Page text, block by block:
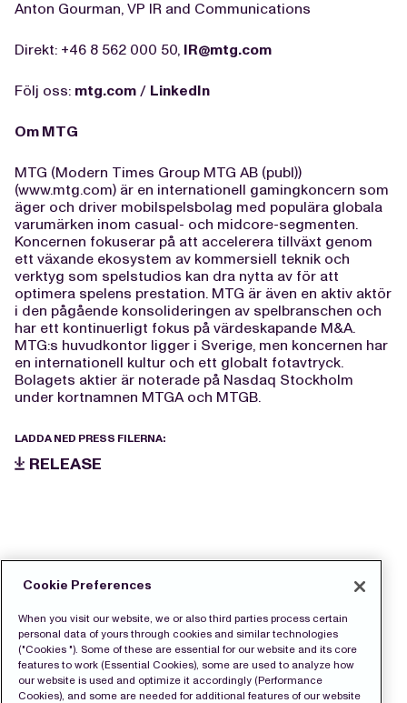
Anton Gourman, VP IR and Communications
Direkt: +46 8 562 000 50, IR@mtg.com
Följ oss: mtg.com / LinkedIn
Om MTG
MTG (Modern Times Group MTG AB (publ))
(www.mtg.com) är en internationell gamingkoncern som
äger och driver mobilspelsbolag med populära globala
varumärken inom casual- och midcore-segmenten.
Koncernen fokuserar på att accelerera tillväxt genom
ett växande ekosystem av kommersiell teknik och
verktyg som spelstudios kan dra nytta av för att
optimera spelens prestation. MTG är även en aktiv aktör
i den pågående konsolideringen av spelbranschen och
har ett kontinuerligt fokus på värdeskapande M&A.
MTG:s huvudkontor ligger i Sverige, men koncernen har
en internationell kultur och ett globalt fotavtryck.
Bolagets aktier är noterade på Nasdaq Stockholm
under kortnamnen MTGA och MTGB.
LADDA NED PRESS FILERNA:
RELEASE
Cookie Preferences
When you visit our website, we or also third parties process certain
personal data of yours through cookies and similar technologies
("Cookies "). Some of these are essential for our website and its core
features to work (Essential Cookies), some are used to analyze how
our website is used and optimize it accordingly (Performance
Cookies), and some are needed for additional features of our website